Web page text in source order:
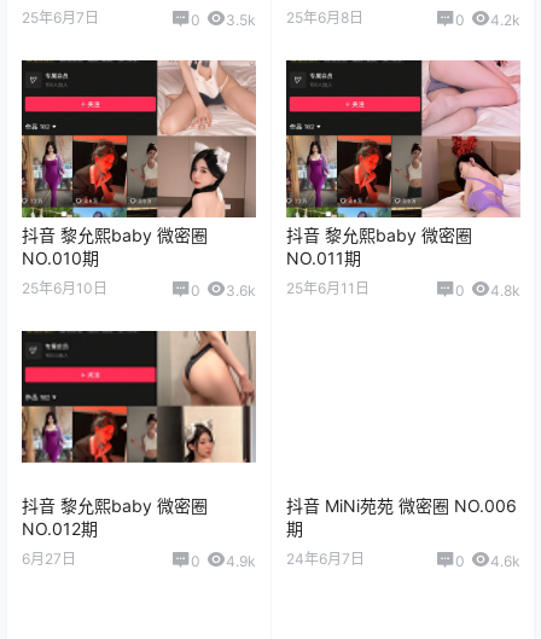
25年6月7日 0 3.5k 25年6月8日 0 4.2k
抖音 黎允熙baby 微密圈
NO.010期
25年6月10日 0 3.6k
抖音 黎允熙baby 微密圈
NO.011期
25年6月11日 0 4.8k
抖音 黎允熙baby 微密圈
NO.012期
6月27日 0 4.9k
抖音 MiNi苑苑 微密圈 NO.006
期
24年6月7日 0 4.6k